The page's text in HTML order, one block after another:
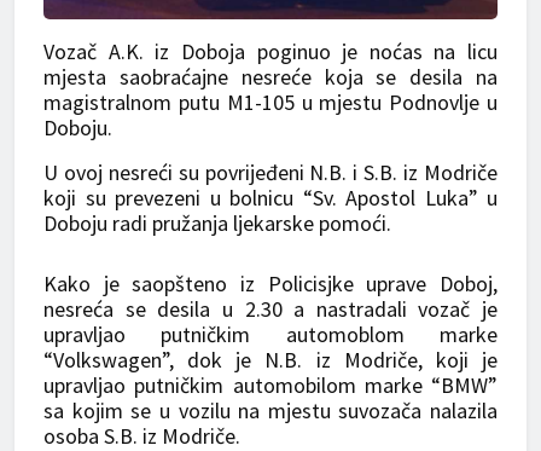
Vozač A.K. iz Doboja poginuo je noćas na licu
mjesta saobraćajne nesreće koja se desila na
magistralnom putu M1-105 u mjestu Podnovlje u
Doboju.
U ovoj nesreći su povrijeđeni N.B. i S.B. iz Modriče
koji su prevezeni u bolnicu “Sv. Apostol Luka” u
Doboju radi pružanja ljekarske pomoći.
Kako je saopšteno iz Policisjke uprave Doboj,
nesreća se desila u 2.30 a nastradali vozač je
upravljao putničkim automoblom marke
“Volkswagen”, dok je N.B. iz Modriče, koji je
upravljao putničkim automobilom marke “BMW”
sa kojim se u vozilu na mjestu suvozača nalazila
osoba S.B. iz Modriče.